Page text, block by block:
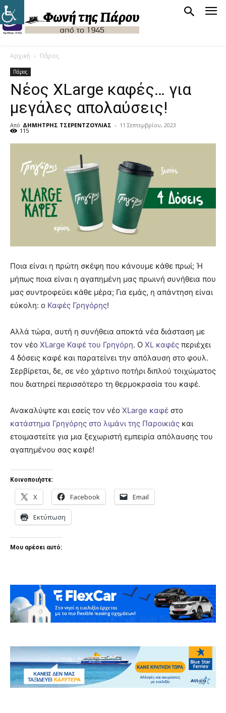
Αρχική Πάρος
Πάρος
Νέος XLarge καφές… για
μεγάλες απολαύσεις!
Από ΔΗΜΗΤΡΗΣ ΤΣΕΡΕΝΤΖΟΥΛΙΑΣ - 11 Σεπτεμβρίου, 2023
115
Ποια είναι η πρώτη σκέψη που κάνουμε κάθε πρωί; Ή
μήπως ποια είναι η αγαπημένη μας πρωινή συνήθεια που
μας συντροφεύει κάθε μέρα; Για εμάς, η απάντηση είναι
εύκολη: ο Καφές Γρηγόρης!
Αλλά τώρα, αυτή η συνήθεια αποκτά νέα διάσταση με
τον νέο XLarge Καφέ του Γρηγόρη. Ο XL καφές περιέχει
4 δόσεις καφέ και παρατείνει την απόλαυση στο φουλ.
Σερβίρεται, δε, σε νέο χάρτινο ποτήρι διπλού τοιχώματος
που διατηρεί περισσότερο τη θερμοκρασία του καφέ.
Ανακαλύψτε και εσείς τον νέο XLarge καφέ στο
κατάστημα Γρηγόρης στο λιμάνι της Παροικιάς και
ετοιμαστείτε για μια ξεχωριστή εμπειρία απόλαυσης του
αγαπημένου σας καφέ!
Κοινοποιήστε:
X Facebook Email
Εκτύπωση
Μου αρέσει αυτό: